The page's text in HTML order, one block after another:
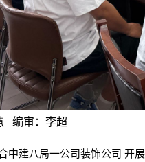
编审：李超
中建八局一公司装饰公司 开